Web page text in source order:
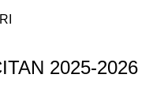
2025-2026